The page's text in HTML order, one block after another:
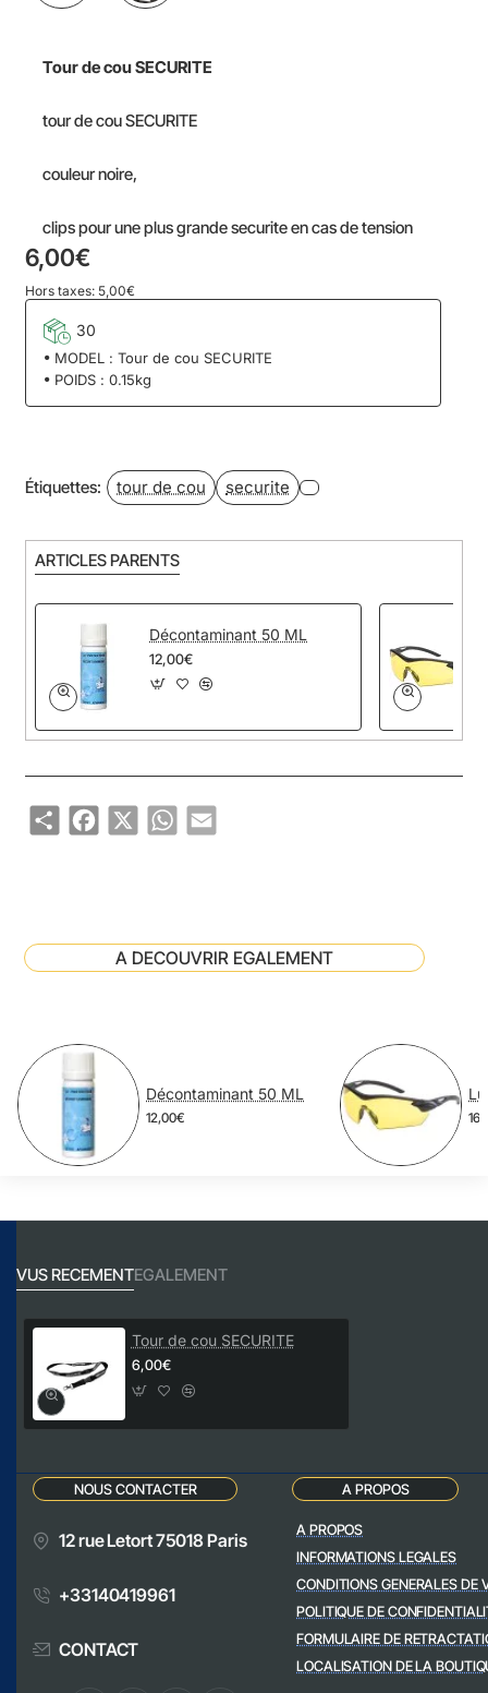
Tour de couSECURITE
tour de cou SECURITE
couleur noire,
clips pour une plus grande securite en cas de tension
6,00€
Hors taxes: 5,00€
30
MODEL : Tour de cou SECURITE
POIDS : 0.15kg
Étiquettes: tour de cou securite
ARTICLES PARENTS
Décontaminant 50 ML
12,00€
ShareFacebook
X WhatsApp
Email
A DECOUVRIR EGALEMENT
Décontaminant 50 ML
12,00€
VUS RECEMENTEGALEMENT
Tour de cou SECURITE
6,00€
NOUS CONTACTER
12 rue Letort 75018 Paris
+33140419961
CONTACT
A PROPOS
A PROPOS
INFORMATIONS LEGALES
CONDITIONS GENERALES DE
POLITIQUE DE
FORMULAIRE DE
LOCALISATION DE LA